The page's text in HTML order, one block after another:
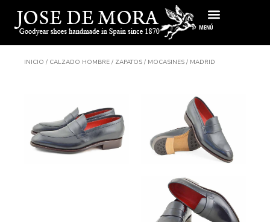
contenido
MENÚ
INICIO / CALZADO HOMBRE / ZAPATOS / MOCASINES / MADRID